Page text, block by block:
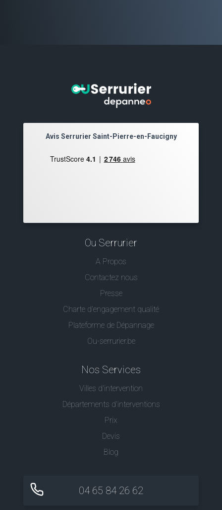
Avis Serrurier Saint-Pierre-en-Faucigny
Ou Serrurier
A Propos
Contactez nous
Presse
Charte d’engagement qualité
Plateforme de Dépannage
Ou-serrurier.be
Nos Services
Villes d'intervention
Départements d'interventions
Prix
Devis
Blog
04 65 84 26 62